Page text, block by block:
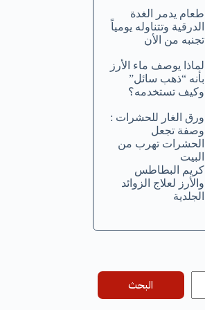
طعام يدمر الغدة
الدرقية وتتناوله يومياً
تجنبه من الأن
لماذا يوصف ماء الأرز
بأنه “ذهب سائل”
وكيف تستخدمه؟
ورق الغار للحشرات :
وصفة تجعل
الحشرات تهرب من
البيت
كريم البطاطس
والأرز لعلاج الزوائد
الجلدية
البحث